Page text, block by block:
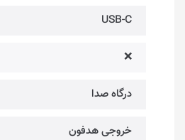
USB-C
❌
درگاه صدا
خروجی هدفون